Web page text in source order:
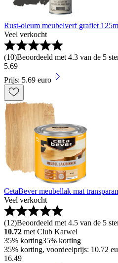
Rust-oleum meubelverf grafiet
Veel verkocht
(10)Beoordeeld met 4.3 van de 5
5.69
Prijs: 5.69 euro
CetaBever meubellak mat
Veel verkocht
(12)Beoordeeld met 4.5 van de 5
10.72 met Club Karwei
35% korting35% korting
35% korting, voordeelprijs: 10.72
16.49